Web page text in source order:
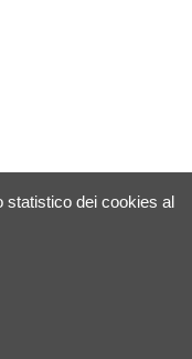
statistico dei cookies al